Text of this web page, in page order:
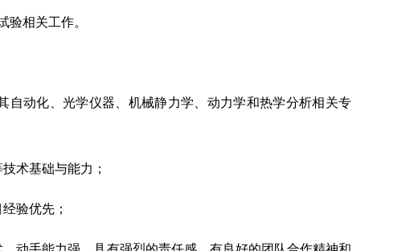
相关工作。
自动化、光学仪器、机械静力学、动力学和热学分析相关专
术基础与能力；
验优先；